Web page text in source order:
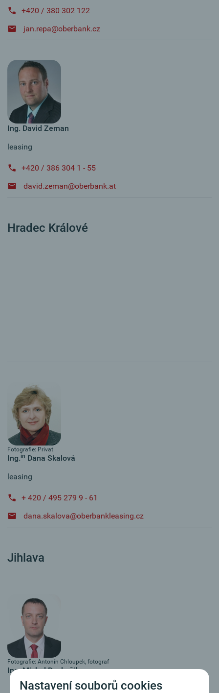
+420 / 380 302 122
jan.repa@oberbank.cz
Ing. David Zeman
leasing
+420 / 386 304 1 - 55
david.zeman@oberbank.at
Hradec Králové
Fotografie: Privat
Ing.in Dana Skalová
leasing
+ 420 / 495 279 9 - 61
dana.skalova@oberbankleasing.cz
Jihlava
Fotografie: Antonín Chloupek, fotograf
Ing. Michal Doskočil
Nastavení souborů cookies